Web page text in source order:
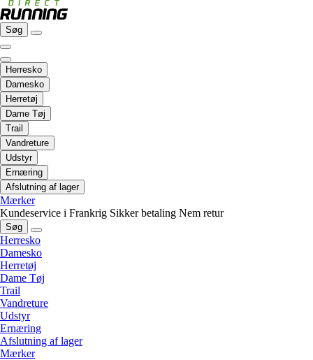
Søg
Herresko
Damesko
Herretøj
Dame Tøj
Trail
Vandreture
Udstyr
Ernæring
Afslutning af lager
Mærker
Kundeservice i Frankrig Sikker betaling Nem retur
Søg
Herresko
Damesko
Herretøj
Dame Tøj
Trail
Vandreture
Udstyr
Ernæring
Afslutning af lager
Mærker